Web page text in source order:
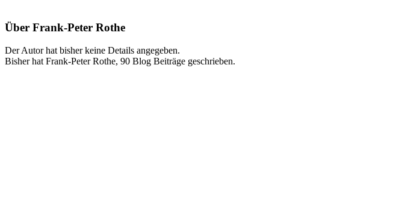
Über Frank-Peter Rothe
Der Autor hat bisher keine Details angegeben.
Bisher hat Frank-Peter Rothe, 90 Blog Beiträge geschrieben.